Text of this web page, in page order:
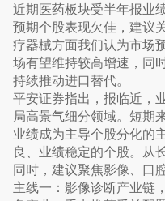
近期医药板块受半年报业
预期个股表现欠佳，建议
疗器械方面我们认为市场
场有望维持较高增速，同
持续推动进口替代。
平安证券指出，报临近，
局高景气细分领域。短期
业绩成为主导个股分化的
良、业绩稳定的个股。从
同时，建议聚焦影像、口
主线一：影像诊断产业链